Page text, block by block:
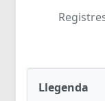
Llegenda